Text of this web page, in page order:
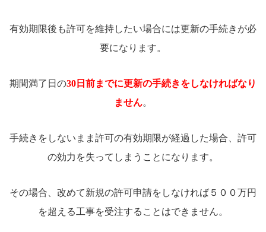
有効期限後も許可を維持したい場合には更新の手続きが必
要になります。
期間満了日の30日前までに更新の手続きをしなければなり
ません。
手続きをしないまま許可の有効期限が経過した場合、許可
の効力を失ってしまうことになります。
その場合、改めて新規の許可申請をしなければ５００万円
を超える工事を受注することはできません。